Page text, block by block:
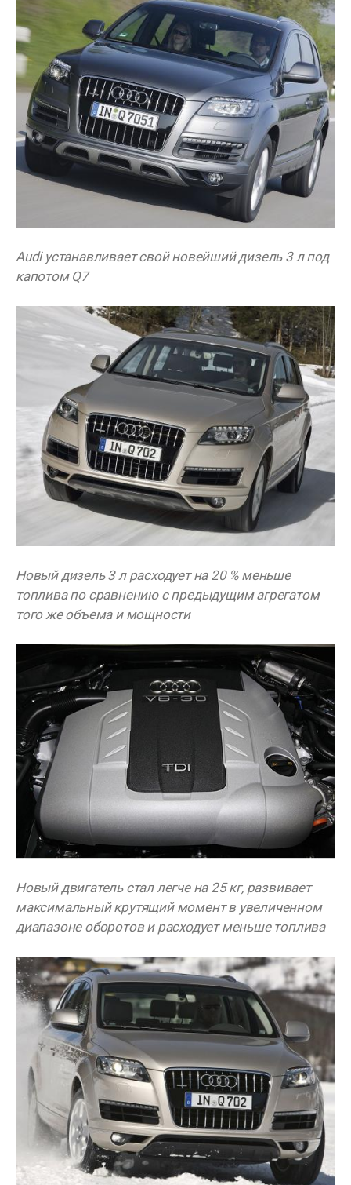
Audi устанавливает свой новейший дизель 3 л под
капотом Q7
Новый дизель 3 л расходует на 20 % меньше
топлива по сравнению с предыдущим агрегатом
того же объема и мощности
Новый двигатель стал легче на 25 кг, развивает
максимальный крутящий момент в увеличенном
диапазоне оборотов и расходует меньше топлива